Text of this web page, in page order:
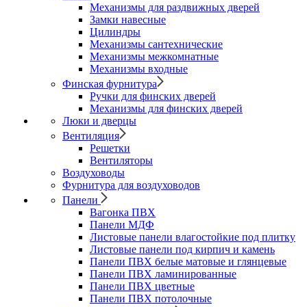
Механизмы для раздвижных дверей
Замки навесные
Цилиндры
Механизмы сантехнические
Механизмы межкомнатные
Механизмы входные
Финская фурнитура
Ручки для финских дверей
Механизмы для финских дверей
Люки и дверцы
Вентиляция
Решетки
Вентиляторы
Воздуховоды
Фурнитура для воздуховодов
Панели
Вагонка ПВХ
Панели МДФ
Листовые панели влагостойкие под плитку
Листовые панели под кирпич и камень
Панели ПВХ белые матовые и глянцевые
Панели ПВХ ламинированные
Панели ПВХ цветные
Панели ПВХ потолочные